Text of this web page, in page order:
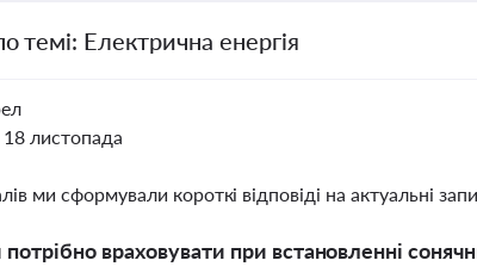
темі: Електрична енергія
18 листопада
ми сформували короткі відповіді на актуальні
враховувати при встановленні